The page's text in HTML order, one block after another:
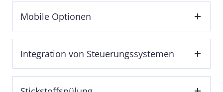
Dieser Schritt ist bei explosionsgefährdeten
Anwendungen ein Muss. Wenn in dem Bereich ein
ableitende oder erdbare Beutel zusammen mit einem
erforderlich
geeignetes statisches
Überwachungssystem.
Mobile Optionen
Ziehen Sie mögliche mobile Optionen in Betracht,
wenn Sie Ihren Abfüller an verschiedene
Basiseinheiten mit Rädern und zwei starren Rollen
erhältlich.Zwei schwenkbare, feststellbare Rollen
Integration von Steuerungssystemen
Effiziente und präzise SteuerungDie Ausstattung